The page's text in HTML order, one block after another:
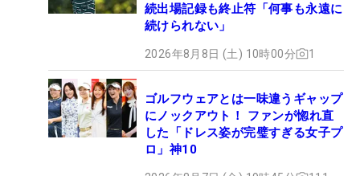
続出場記録も終止符「何事も永遠に
続けられない」
2026年8月8日 (土) 10時00分 1
ゴルフウェアとは一味違うギャップ
にノックアウト！ ファンが惚れ直
した「ドレス姿が完璧すぎる女子プ
ロ」神10